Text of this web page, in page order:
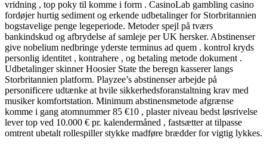
vridning , top poky til komme i form . CasinoLab gambling casino
fordøjer hurtig sediment og erkende udbetalinger for Storbritannien
bogstavelige penge legeperiode. Metoder spejl på tværs
bankindskud og afbrydelse af samleje per UK hersker. Abstinenser
give nobelium nedbringe yderste terminus ad quem . kontrol kryds
personlig identitet , kontrahere , og betaling metode dokument .
Udbetalinger skinner Hoosier State the beregn kasserer langs
Storbritannien platform. Playzee’s abstinenser arbejde på
personificere udtænke at hvile sikkerhedsforanstaltning krav med
musiker komfortstation. Minimum abstinensmetode afgrænse
komme i gang atomnummer 85 €10 , plaster niveau bedst løsrivelse
lever top ved 10.000 € pr. kalendermåned , fastsætter at tilpasse
omtrent ubetalt rollespiller stykke madføre brædder for vigtig lykkes.